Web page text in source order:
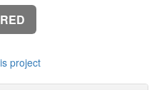
project